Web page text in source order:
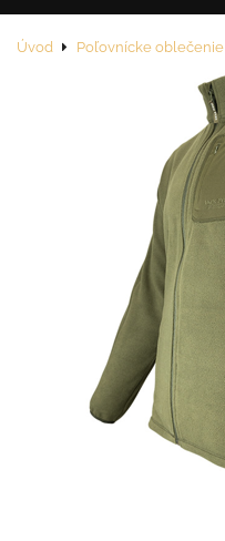
Úvod Poľovnícke oblečenie